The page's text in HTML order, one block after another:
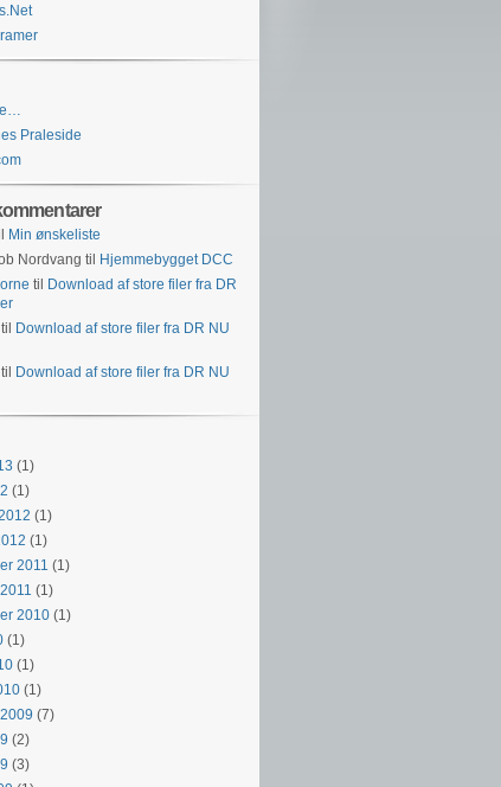
Praleside
Min ønskeliste
Nordvang til
Hjemmebygget DCC
til
Download af store filer fra DR
til
Download af store filer fra DR NU
til
Download af store filer fra DR NU
(1)
(1)
(1)
(1)
2011 (1)
(1)
2010 (1)
(1)
(1)
(1)
(7)
(2)
(3)